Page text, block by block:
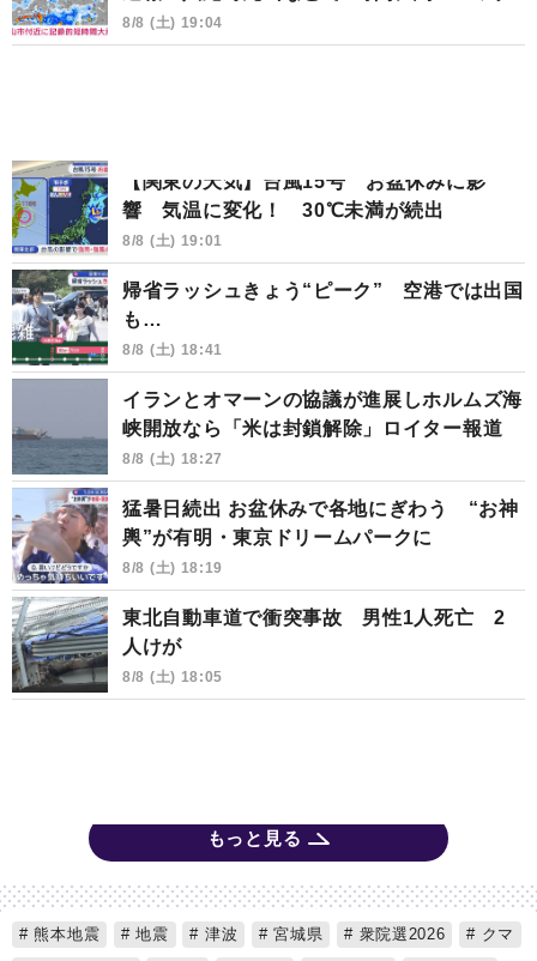
8/8 (土) 19:04
【関東の天気】台風15号 お盆休みに影
響 気温に変化！ 30℃未満が続出
8/8 (土) 19:01
帰省ラッシュきょう“ピーク” 空港では出国
も…
8/8 (土) 18:41
イランとオマーンの協議が進展しホルムズ海
峡開放なら「米は封鎖解除」ロイター報道
8/8 (土) 18:27
猛暑日続出 お盆休みで各地にぎわう “お神
輿”が有明・東京ドリームパークに
8/8 (土) 18:19
東北自動車道で衝突事故 男性1人死亡 2
人けが
8/8 (土) 18:05
もっと見る
熊本地震 地震 津波 宮城県 衆院選2026
クマ